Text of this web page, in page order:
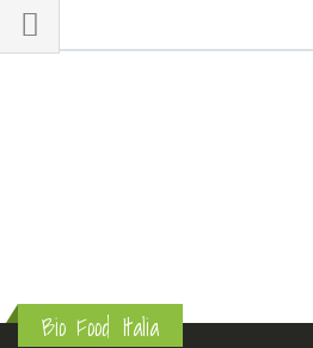
Bio Food Italia